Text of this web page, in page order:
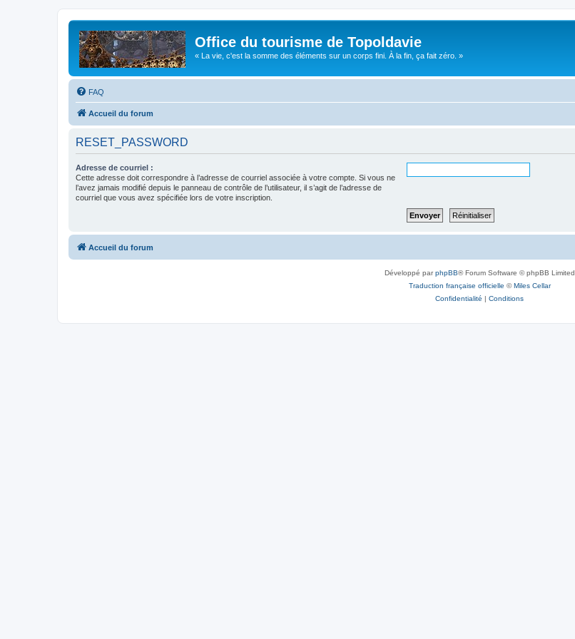
Office du tourisme de Topoldavie
« La vie, c'est la somme des éléments sur un corps fini. À la fin, ça fait zéro. »
FAQ
Accueil du forum
RESET_PASSWORD
Adresse de courriel :
Cette adresse doit correspondre à l’adresse de courriel associée à votre compte. Si vous ne
l’avez jamais modifié depuis le panneau de contrôle de l’utilisateur, il s’agit de l’adresse de
courriel que vous avez spécifiée lors de votre inscription.
Accueil du forum
Développé parphpBB® Forum Software © phpBB Limited
Traduction française officielle ©Miles Cellar
Confidentialité | Conditions